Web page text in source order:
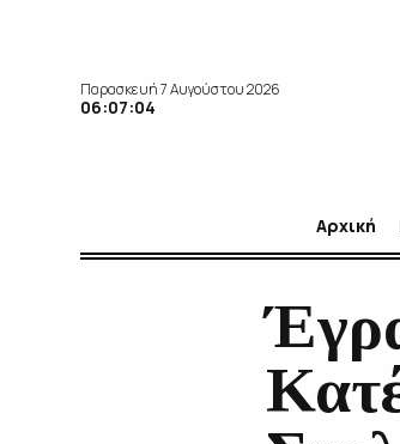
Παρασκευή 7 Αυγούστου 2026
06:07:06
Αρχική